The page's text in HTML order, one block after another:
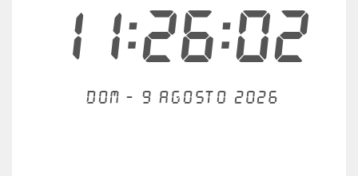
11:26:02
Dom - 9 agosto 2026